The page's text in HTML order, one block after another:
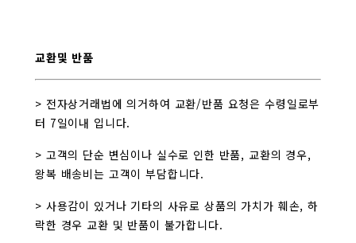
교환및 반품
> 전자상거래법에 의거하여 교환/반품 요청은 수령일로부
터 7일이내 입니다.
> 고객의 단순 변심이나 실수로 인한 반품, 교환의 경우,
왕복 배송비는 고객이 부담합니다.
> 사용감이 있거나 기타의 사유로 상품의 가치가 훼손, 하
락한 경우 교환 및 반품이 불가합니다.